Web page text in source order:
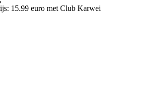
15.99 euro met Club Karwei